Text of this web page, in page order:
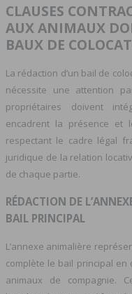
CLAUSES
AUX ANIMAUX
BAUX DE
La rédaction d’un bail de
nécessite une attention
propriétaires doivent
encadrent la présence et
respectant le cadre légal
juridique de la relation
de chaque partie.
RÉDACTION DE
BAIL PRINCIPAL
L’annexe animalière
complète le bail principal
animaux de compagnie.